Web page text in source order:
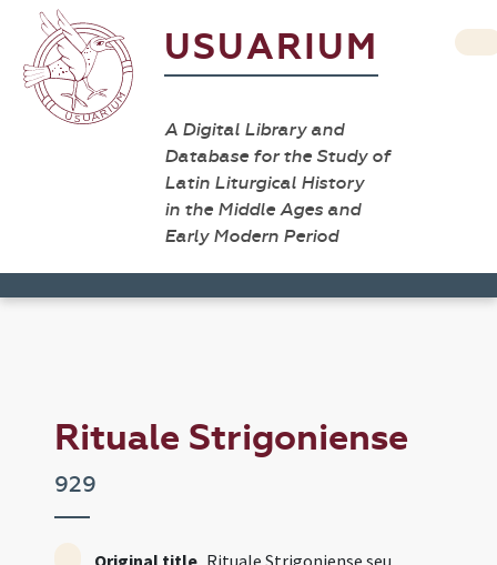
USUARIUM
A Digital Library and
Database for the Study of
Latin Liturgical History
in the Middle Ages and
Early Modern Period
Rituale Strigoniense
929
Original title Rituale Strigoniense seu